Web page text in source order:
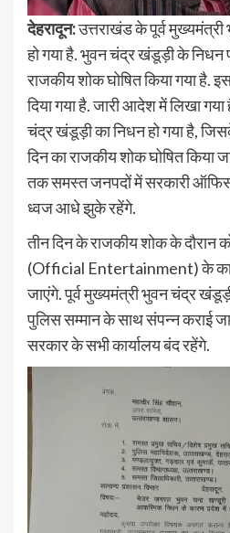
देहरादून:उत्तराखंड के पूर्व
हो गया है. भुवन चंद्र खंडूड़ी के निधन
राजकीय शोक घोषित किया गया है.
दिया गया है. जारी आदेश में लिखा
चंद्र खंडूड़ी का निधन हो गया है,
दिन का राजकीय शोक घोषित किया
तक समस्त जनपदों में सरकारी ऑफिस
ध्वज आधे झुके रहेंगे.
तीन दिन के राजकीय शोक के दौरान
(Official Entertainment) के
जाएंगे. पूर्व मुख्यमंत्री भुवन चंद्र
पुलिस सम्मान के साथ संपन्न कराई
सरकार के सभी कार्यालय बंद रहेंगे.